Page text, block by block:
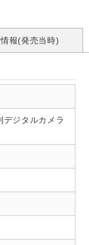
報(発売当時)
ジタルカメラ